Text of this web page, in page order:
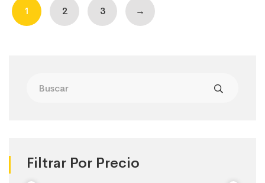
Filtrar Por Precio
1 2 3 →